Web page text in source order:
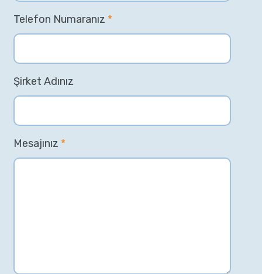
Telefon Numaranız *
Şirket Adınız
Mesajınız *